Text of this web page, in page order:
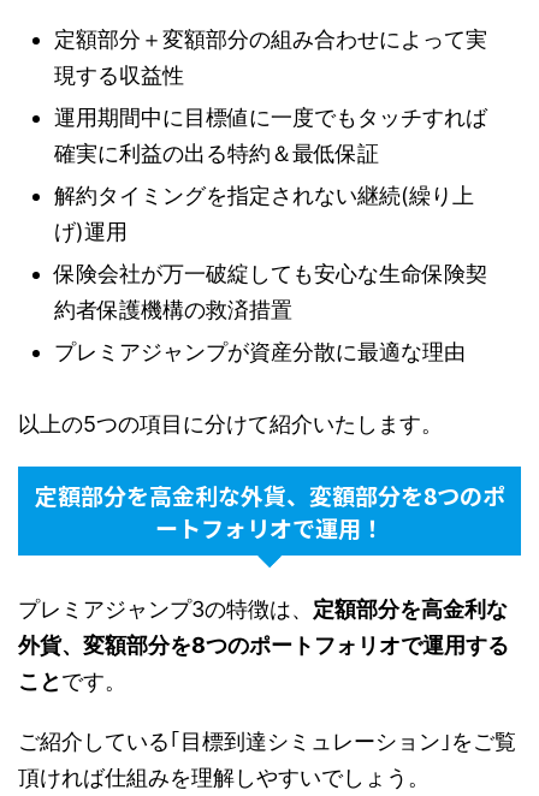
定額部分＋変額部分の組み合わせによって実
現する収益性
運用期間中に目標値に一度でもタッチすれば
確実に利益の出る特約＆最低保証
解約タイミングを指定されない継続(繰り上
げ)運用
保険会社が万一破綻しても安心な生命保険契
約者保護機構の救済措置
プレミアジャンプが資産分散に最適な理由
以上の5つの項目に分けて紹介いたします。
定額部分を高金利な外貨、変額部分を8つのポ
ートフォリオで運用！
プレミアジャンプ3の特徴は、 定額部分を高金利な
外貨、変額部分を8つのポートフォリオで運用する
ことです。
ご紹介している｢目標到達シミュレーション｣をご覧
頂ければ仕組みを理解しやすいでしょう。